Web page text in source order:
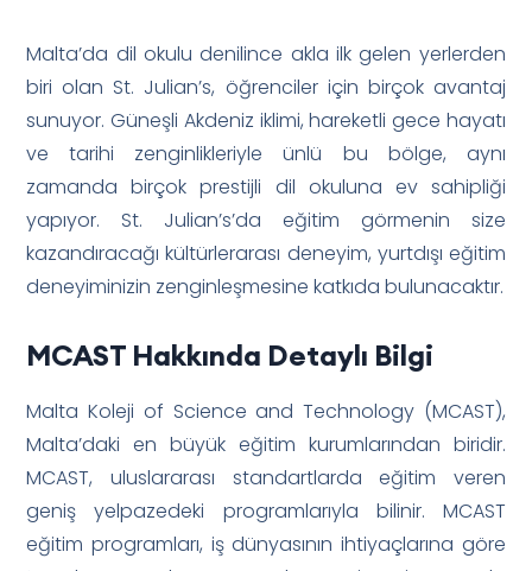
Malta’da dil okulu denilince akla ilk gelen yerlerden
biri olan St. Julian’s, öğrenciler için birçok avantaj
sunuyor. Güneşli Akdeniz iklimi, hareketli gece hayatı
ve tarihi zenginlikleriyle ünlü bu bölge, aynı
zamanda birçok prestijli dil okuluna ev sahipliği
yapıyor. St. Julian’s’da eğitim görmenin size
kazandıracağı kültürlerarası deneyim, yurtdışı eğitim
deneyiminizin zenginleşmesine katkıda bulunacaktır.
MCAST Hakkında Detaylı Bilgi
Malta Koleji of Science and Technology (MCAST),
Malta’daki en büyük eğitim kurumlarından biridir.
MCAST, uluslararası standartlarda eğitim veren
geniş yelpazedeki programlarıyla bilinir. MCAST
eğitim programları, iş dünyasının ihtiyaçlarına göre